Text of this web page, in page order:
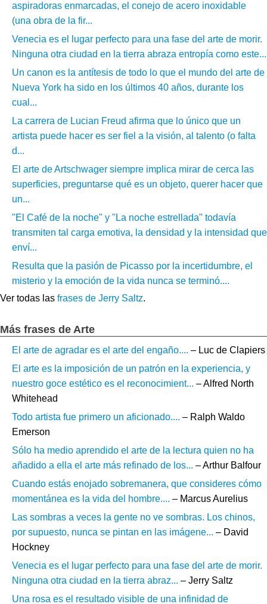
aspiradoras enmarcadas, el conejo de acero inoxidable
(una obra de la fir...
Venecia es el lugar perfecto para una fase del arte de morir.
Ninguna otra ciudad en la tierra abraza entropía como este...
Un canon es la antítesis de todo lo que el mundo del arte de
Nueva York ha sido en los últimos 40 años, durante los
cual...
La carrera de Lucian Freud afirma que lo único que un
artista puede hacer es ser fiel a la visión, al talento (o falta
d...
El arte de Artschwager siempre implica mirar de cerca las
superficies, preguntarse qué es un objeto, querer hacer que
un...
"El Café de la noche" y "La noche estrellada" todavía
transmiten tal carga emotiva, la densidad y la intensidad que
enví...
Resulta que la pasión de Picasso por la incertidumbre, el
misterio y la emoción de la vida nunca se terminó....
Ver todas las frases de Jerry Saltz.
Más frases de Arte
El arte de agradar es el arte del engaño.... – Luc de Clapiers
El arte es la imposición de un patrón en la experiencia, y
nuestro goce estético es el reconocimient... – Alfred North
Whitehead
Todo artista fue primero un aficionado.... – Ralph Waldo
Emerson
Sólo ha medio aprendido el arte de la lectura quien no ha
añadido a ella el arte más refinado de los... – Arthur Balfour
Cuando estás enojado sobremanera, que consideres cómo
momentánea es la vida del hombre.... – Marcus Aurelius
Las sombras a veces la gente no ve sombras. Los chinos,
por supuesto, nunca se pintan en las imágene... – David
Hockney
Venecia es el lugar perfecto para una fase del arte de morir.
Ninguna otra ciudad en la tierra abraz... – Jerry Saltz
Una rosa es el resultado visible de una infinidad de